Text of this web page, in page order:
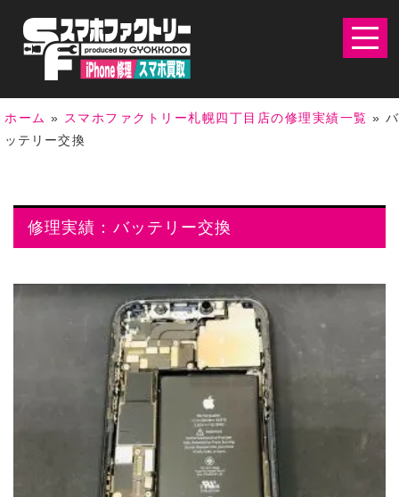
ホーム » スマホファクトリー札幌四丁目店の修理実績一覧 » バ
ッテリー交換
修理実績：バッテリー交換